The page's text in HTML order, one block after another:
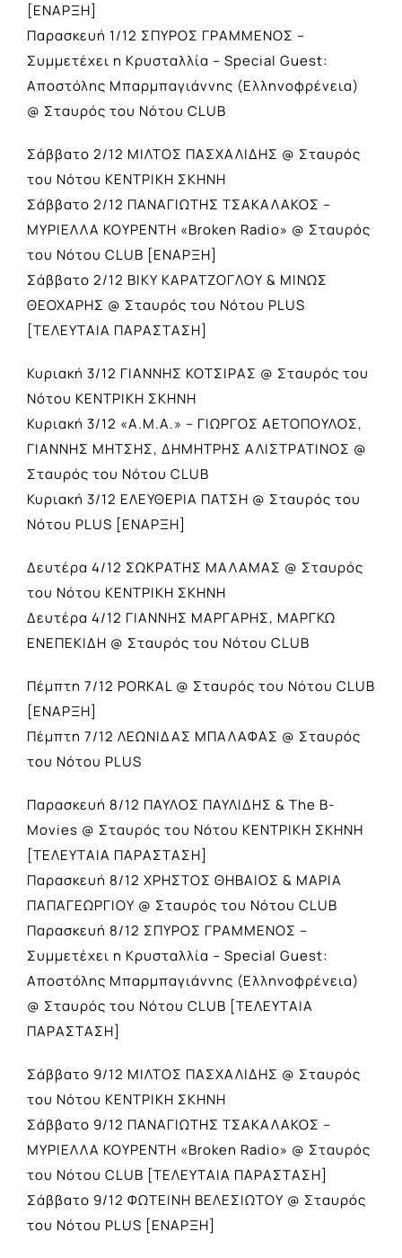
[ΕΝΑΡΞΗ]
Παρασκευή 1/12 ΣΠΥΡΟΣ ΓΡΑΜΜΕΝΟΣ –
Συμμετέχει η Κρυσταλλία – Special Guest:
Αποστόλης Μπαρμπαγιάννης (Ελληνοφρένεια)
@ Σταυρός του Νότου CLUB
Σάββατο 2/12 ΜΙΛΤΟΣ ΠΑΣΧΑΛΙΔΗΣ @ Σταυρός
του Νότου ΚΕΝΤΡΙΚΗ ΣΚΗΝΗ
Σάββατο 2/12 ΠΑΝΑΓΙΩΤΗΣ ΤΣΑΚΑΛΑΚΟΣ –
ΜΥΡΙΕΛΛΑ ΚΟΥΡΕΝΤΗ «Broken Radio» @ Σταυρός
του Νότου CLUB [ΕΝΑΡΞΗ]
Σάββατο 2/12 ΒΙΚΥ ΚΑΡΑΤΖΟΓΛΟΥ & ΜΙΝΩΣ
ΘΕΟΧΑΡΗΣ @ Σταυρός του Νότου PLUS
[ΤΕΛΕΥΤΑΙΑ ΠΑΡΑΣΤΑΣΗ]
Κυριακή 3/12 ΓΙΑΝΝΗΣ ΚΟΤΣΙΡΑΣ @ Σταυρός του
Νότου ΚΕΝΤΡΙΚΗ ΣΚΗΝΗ
Κυριακή 3/12 «Α.Μ.Α.» – ΓΙΩΡΓΟΣ ΑΕΤΟΠΟΥΛΟΣ,
ΓΙΑΝΝΗΣ ΜΗΤΣΗΣ, ΔΗΜΗΤΡΗΣ ΑΛΙΣΤΡΑΤΙΝΟΣ @
Σταυρός του Νότου CLUB
Κυριακή 3/12 ΕΛΕΥΘΕΡΙΑ ΠΑΤΣΗ @ Σταυρός του
Νότου PLUS [ΕΝΑΡΞΗ]
Δευτέρα 4/12 ΣΩΚΡΑΤΗΣ ΜΑΛΑΜΑΣ @ Σταυρός
του Νότου ΚΕΝΤΡΙΚΗ ΣΚΗΝΗ
Δευτέρα 4/12 ΓΙΑΝΝΗΣ ΜΑΡΓΑΡΗΣ, ΜΑΡΓΚΩ
EΝΕΠΕΚΙΔΗ @ Σταυρός του Νότου CLUB
Πέμπτη 7/12 PORKAL @ Σταυρός του Νότου CLUB
[ΕΝΑΡΞΗ]
Πέμπτη 7/12 ΛΕΩΝΙΔΑΣ ΜΠΑΛΑΦΑΣ @ Σταυρός
του Νότου PLUS
Παρασκευή 8/12 ΠΑΥΛΟΣ ΠΑΥΛΙΔΗΣ & The B-
Movies @ Σταυρός του Νότου ΚΕΝΤΡΙΚΗ ΣΚΗΝΗ
[ΤΕΛΕΥΤΑΙΑ ΠΑΡΑΣΤΑΣΗ]
Παρασκευή 8/12 ΧΡΗΣΤΟΣ ΘΗΒΑΙΟΣ & ΜΑΡΙΑ
ΠΑΠΑΓΕΩΡΓΙΟΥ @ Σταυρός του Νότου CLUB
Παρασκευή 8/12 ΣΠΥΡΟΣ ΓΡΑΜΜΕΝΟΣ –
Συμμετέχει η Κρυσταλλία – Special Guest:
Αποστόλης Μπαρμπαγιάννης (Ελληνοφρένεια)
@ Σταυρός του Νότου CLUB [ΤΕΛΕΥΤΑΙΑ
ΠΑΡΑΣΤΑΣΗ]
Σάββατο 9/12 ΜΙΛΤΟΣ ΠΑΣΧΑΛΙΔΗΣ @ Σταυρός
του Νότου ΚΕΝΤΡΙΚΗ ΣΚΗΝΗ
Σάββατο 9/12 ΠΑΝΑΓΙΩΤΗΣ ΤΣΑΚΑΛΑΚΟΣ –
ΜΥΡΙΕΛΛΑ ΚΟΥΡΕΝΤΗ «Broken Radio» @ Σταυρός
του Νότου CLUB [ΤΕΛΕΥΤΑΙΑ ΠΑΡΑΣΤΑΣΗ]
Σάββατο 9/12 ΦΩΤΕΙΝΗ ΒΕΛΕΣΙΩΤΟΥ @ Σταυρός
του Νότου PLUS [ΕΝΑΡΞΗ]